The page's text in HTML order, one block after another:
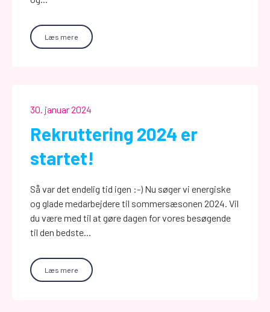
Læs mere
30. januar 2024
Rekruttering 2024 er
startet!
Så var det endelig tid igen :-) Nu søger vi energiske
og glade medarbejdere til sommersæsonen 2024. Vil
du være med til at gøre dagen for vores besøgende
til den bedste...
Læs mere